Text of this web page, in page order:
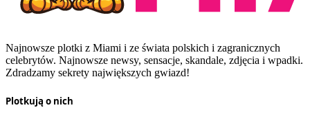
Najnowsze plotki z Miami i ze świata polskich i zagranicznych
celebrytów. Najnowsze newsy, sensacje, skandale, zdjęcia i wpadki.
Zdradzamy sekrety największych gwiazd!
Plotkują o nich